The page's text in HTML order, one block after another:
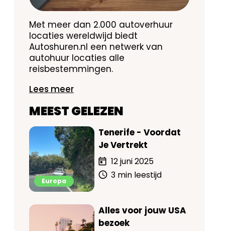
Met meer dan 2.000 autoverhuur
locaties wereldwijd biedt
Autoshuren.nl een netwerk van
autohuur locaties alle
reisbestemmingen.
Lees meer
MEEST GELEZEN
Europa
Tenerife - Voordat
Je Vertrekt
12 juni 2025
3 min leestijd
Alles voor jouw USA
bezoek